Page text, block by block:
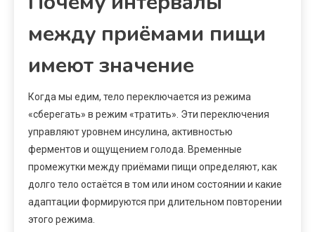
между приёмами пищи
имеют значение
Когда мы едим, тело переключается из режима
«сберегать» в режим «тратить». Эти переключения
управляют уровнем инсулина, активностью
ферментов и ощущением голода. Временные
промежутки между приёмами пищи определяют, как
долго тело остаётся в том или ином состоянии и какие
адаптации формируются при длительном повторении
этого режима.